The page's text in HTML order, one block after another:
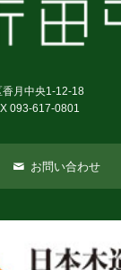
香月中央1-12-18
093-617-0801
お問い合わせ